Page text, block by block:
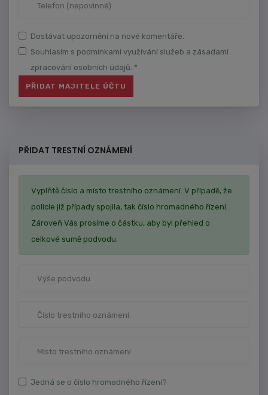
Dostávat upozornění na nové komentáře.
Souhlasím s podmínkami využívání služeb a zásadami
zpracování osobních údajů. *
PŘIDAT TRESTNÍ OZNÁMENÍ
Vyplňtě číslo a místo trestního oznámení. V případě, že
policie již případy spojila, tak číslo hromadného řízení.
Zároveň Vás prosíme o částku, aby byl přehled o
celkové sumě podvodu.
Jedná se o číslo hromadného řízení?